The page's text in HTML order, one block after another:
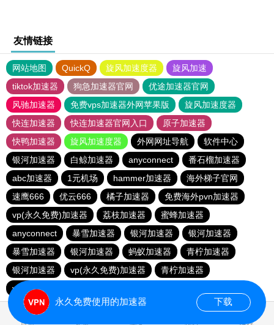
友情链接
网站地图 QuickQ 旋风加速度器
旋风加速
tiktok加速器
狗急加速器官网
优途加速器官网
风驰加速器
免费vps加速器外网苹果版
旋风加速度器
快连加速器
快连加速器官网入口
原子加速器
快鸭加速器
旋风加速度器 外网网址导航
软件中心
银河加速器
白鲸加速器 anyconnect
番石榴加速器
abc加速器
1元机场 hammer加速器
海外梯子官网
速鹰666
优云666 橘子加速器
免费海外pvn加速器
vp(永久免费)加速器
荔枝加速器
蜜蜂加速器
anyconnect
暴雪加速器 银河加速器
银河加速器
暴雪加速器
银河加速器 蚂蚁加速器
青柠加速器
银河加速器
vp(永久免费)加速器
青柠加速器
veee加速器
永久免费使用的加速器 下载